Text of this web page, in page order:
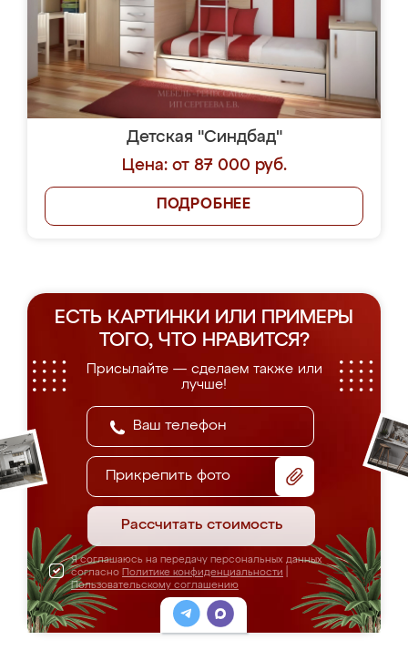
Детская "Синдбад"
Цена: от 87 000 руб.
ПОДРОБНЕЕ
ЕСТЬ КАРТИНКИ ИЛИ ПРИМЕРЫ
ТОГО, ЧТО НРАВИТСЯ?
Присылайте — сделаем также или
лучше!
Прикрепить фото
Рассчитать стоимость
Я соглашаюсь на передачу персональных данных
согласно Политике конфиденциальности
Пользовательскому соглашению